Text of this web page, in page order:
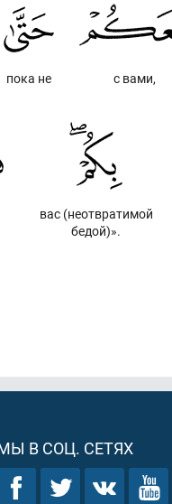
с вами,
пока не
вас (неотвратимой
бедой)».
В СОЦ. СЕТЯХ